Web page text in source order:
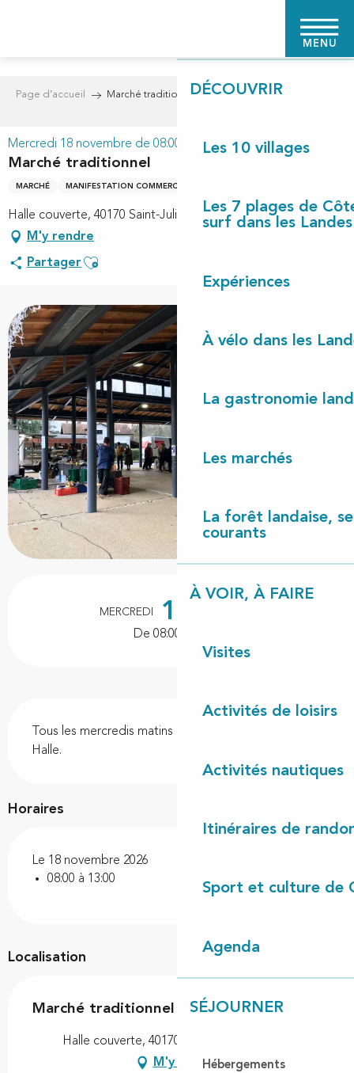
MENU
PAGE D'ACCUEIL
DÉCOUVRIR
Les 10 villages
Les 7 plages de
surf dans les Landes
Expériences
À vélo dans les
La gastronomie
Les marchés
La forêt landaise,
courants
À VOIR, À FAIRE
Visites
Activités de loisirs
Activités nautiques
Itinéraires de
Sport et culture de
Agenda
SÉJOURNER
Hébergements
Page d’accueil Marché traditionnel
Mercredi 18 novembre de 08:00 à 13:00
Marché traditionnel
MARCHÉ MANIFESTATION COMMERCIALE
Halle couverte, 40170 Saint-Julien-en-Born
M'y rendre
Partager Ajouter aux favoris
Ouverture et coordonnées
MERCREDI 18
De 08:00 à 13:00
Tous les mercredis matins marché couvert sous la
Halle.
Horaires
Le 18 novembre 2026
08:00 à 13:00
Localisation
Marché traditionnel
Halle couverte, 40170 Saint-Julien-en-Born
M'y rendre